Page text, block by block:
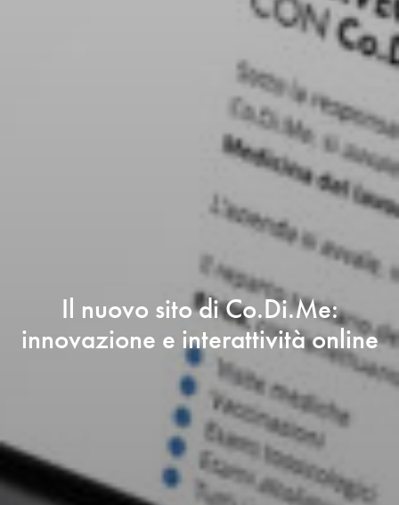
Il nuovo sito di Co.Di.Me:
innovazione e interattività online